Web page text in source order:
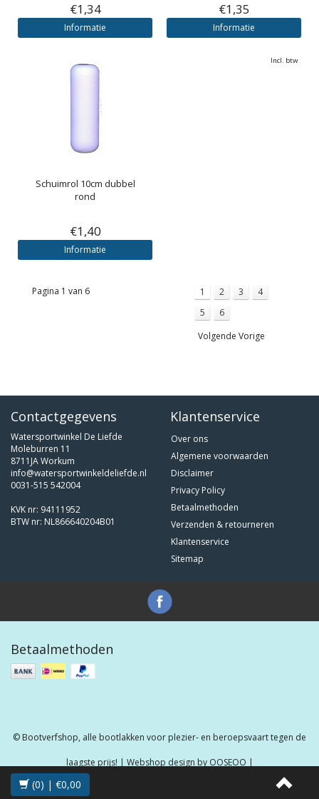
€1,34
Informatie
€1,35
Informatie
Schuimrol 10cm dubbel
rond
€1,40
Informatie
Incl. btw
Pagina 1 van 6 1 2 3
4
5
6
Volgende Vorige
Contactgegevens
Watersportwinkel De Liefde
Moleburren 11
8711JA Workum
info@watersportwinkeldeliefde.nl
0031-515 542004
KVK nr: 94111952
BTW nr: NL866640204B01
Klantenservice
Over ons
Algemene voorwaarden
Disclaimer
Privacy Policy
Betaalmethoden
Verzenden & retourneren
Klantenservice
Sitemap
Betaalmethoden
© Bootverfshop, alle bootlakken voor plezier- en beroepsvaart tegen de
laagste prijs! | Webshop design by OOSEOO |
(0) | €0,00